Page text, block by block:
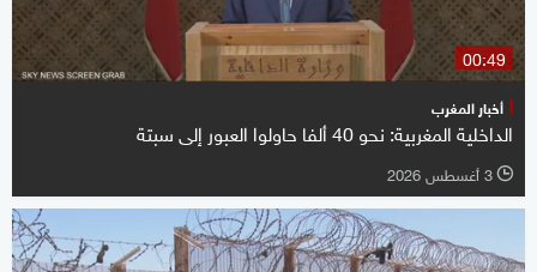
00:49
أخبار المغرب
الداخلية المغربية: نحو 40 ألفا حاولوا العبور إلى سبتة
l 3 أغسطس 2026